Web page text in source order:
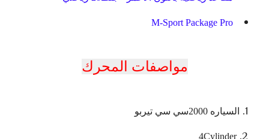
M-Sport Package Pro
مواصفات المحرك
السياره 2000سي سي تيربو
4Cylinder